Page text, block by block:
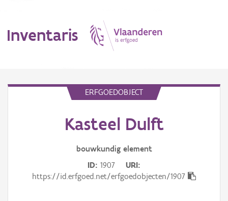
Inventaris
ERFGOEDOBJECT
Kasteel Dulft
bouwkundig element
ID 1907
URI
https://id.erfgoed.net/erfgoedobjecten/1907